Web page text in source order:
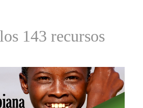
143 recursos